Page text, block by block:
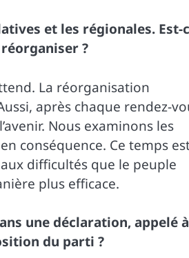
et les régionales. Est-
?
La réorganisation
après chaque rendez-
Nous examinons les
conséquence. Ce temps
difficultés que le peuple
plus efficace.
une déclaration, appelé à
du parti ?